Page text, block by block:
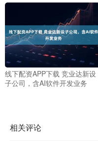
线下配资APP下载 竞业达新设
子公司，含AI软件开发业务
相关评论